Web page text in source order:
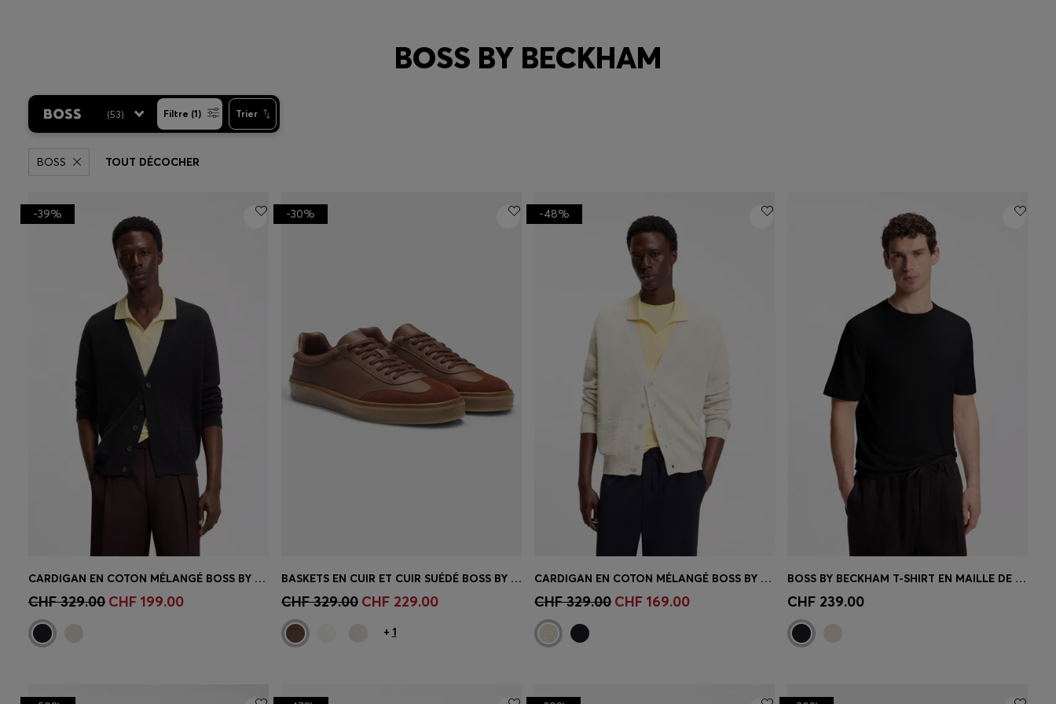
BOSS BY BECKHAM
(53) Filtre (1) Trier
BOSS TOUT DÉCOCHER
Achat rapide(Sélectionnez votre
taille)
-39%
CARDIGAN EN COTON MÉLANGÉ BOSS BY BECKHAM
CHF 329.00 CHF 199.00 Achat rapide(Sélectionnez votre
taille)
-30%
BASKETS EN CUIR ET CUIR SUÉDÉ BOSS BY BECKHAM
CHF 329.00 CHF 229.00
+ 1
Achat rapide(Sélectionnez votre
taille)
-48%
CARDIGAN EN COTON MÉLANGÉ BOSS BY BECKHAM
CHF 329.00 CHF 169.00 Achat rapide
taille)
BOSS BY BECKHAM T-SHIRT EN MAILLE DE LAINE VIERGE
CHF 239.00